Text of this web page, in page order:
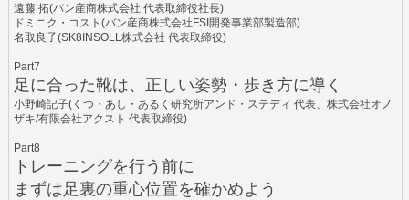
遠藤 拓(バン産商株式会社 代表取締役社長)
ドミニク・コスト(バン産商株式会社FSI開発事業部製造部)
名取良子(SK8INSOLL株式会社 代表取締役)
Part7
足に合った靴は、正しい姿勢・歩き方に導く
小野崎記子(くつ・あし・あるく研究所アンド・ステディ 代表、株式会社オノ
ザキ/有限会社アクスト 代表取締役)
Part8
トレーニングを行う前に
まずは足裏の重心位置を確かめよう